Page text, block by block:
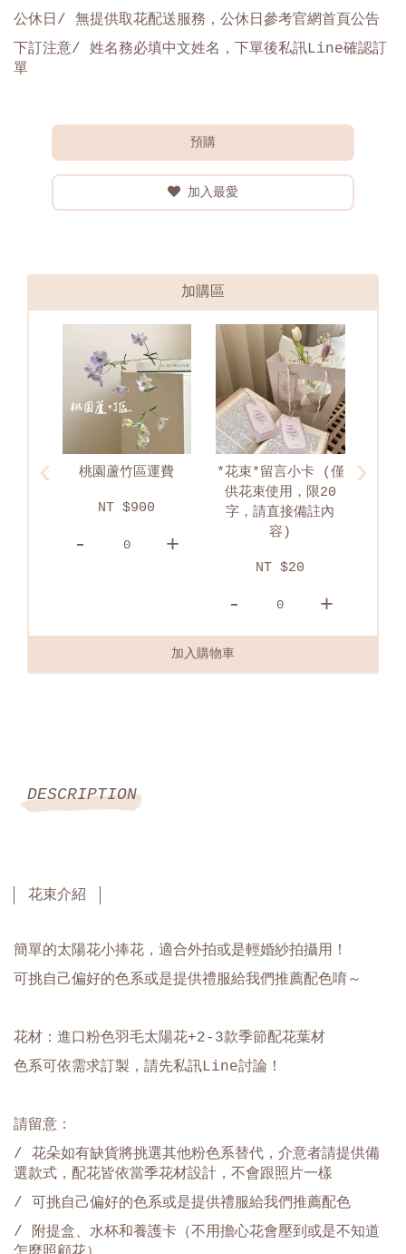
公休日 / 無提供取花配送服務，公休日參考官網首頁公告
下訂注意/ 姓名務必填中文姓名，下單後私訊Line確認訂
單
預購
加入最愛
加購區
*花束*留言小卡 (僅
字，請直接備註內
淡水區配送運費
NT $750
‹ ›
加入購物車
DESCRIPTION
花束介紹
簡單的太陽花小捧花，適合外拍或是輕婚紗拍攝用！
可挑自己偏好的色系或是提供禮服給我們推薦配色唷～
花材：進口粉色羽毛太陽花+2-3款季節配花葉材
色系可依需求訂製，請先私訊Line討論！
請留意：
/ 花朵如有缺貨將挑選其他粉色系替代，介意者請提供備
選款式， 配花皆依當季花材設計，不會跟照片一樣
/ 可挑自己偏好的色系或是提供禮服給我們推薦配色
/ 附提盒、水杯和養護卡（不用擔心花會壓到或是不知道